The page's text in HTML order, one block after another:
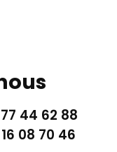
44 62 88
08 70 46